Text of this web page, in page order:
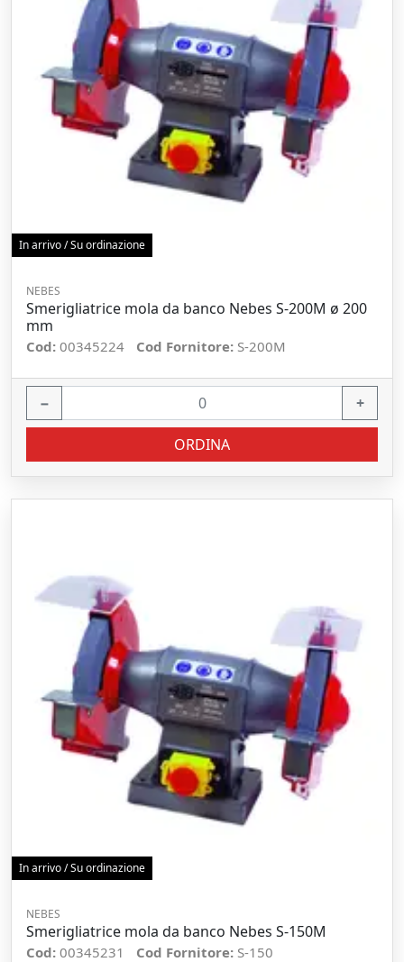
In arrivo / Su ordinazione
NEBES
Smerigliatrice mola da banco Nebes S-200M ø 200
mm
Cod: 00345224 Cod Fornitore: S-200M
− +
ORDINA
In arrivo / Su ordinazione
NEBES
Smerigliatrice mola da banco Nebes S-150M
Cod: 00345231 Cod Fornitore: S-150